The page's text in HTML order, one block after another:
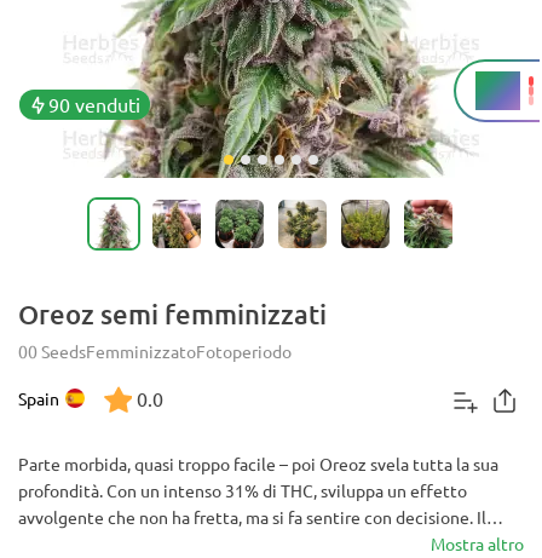
90 venduti
31%
THC
Oreoz semi femminizzati
00 SeedsFemminizzatoFotoperiodo
Spain 0.0
Parte morbida, quasi troppo facile – poi Oreoz svela tutta la sua
profondità. Con un intenso 31% di THC, sviluppa un effetto
avvolgente che non ha fretta, ma si fa sentire con decisione. Il
profilo cremoso conquista subito, poi l’effetto si distende tra
Mostra altro